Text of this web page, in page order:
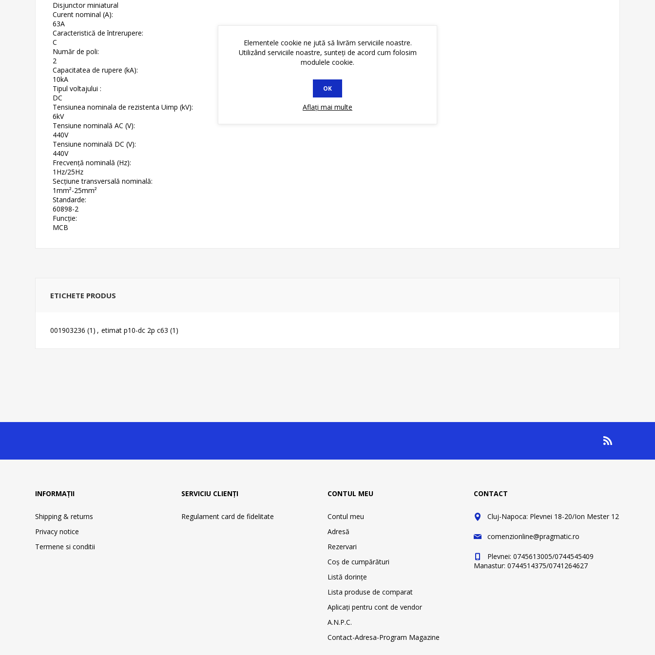
Disjunctor miniatural
Curent nominal (A):
63A
Caracteristică de întrerupere:
C
Număr de poli:
2
Capacitatea de rupere (kA):
10kA
Tipul voltajului :
DC
Tensiunea nominala de rezistenta Uimp (kV):
6kV
Tensiune nominală AC (V):
440V
Tensiune nominală DC (V):
440V
Frecvență nominală (Hz):
1Hz/25Hz
Secțiune transversală nominală:
1mm²-25mm²
Standarde:
60898-2
Funcție:
MCB
ETICHETE PRODUS
001903236 (1) , etimat p10-dc 2p c63 (1)
INFORMAȚII
Shipping & returns
Privacy notice
Termene si conditii
SERVICIU CLIENȚI
Regulament card de fidelitate
CONTUL MEU
Contul meu
Adresă
Rezervari
Coş de cumpărături
Listă dorințe
Lista produse de comparat
Aplicați pentru cont de vendor
A.N.P.C.
Contact-Adresa-Program Magazine
CONTACT
Cluj-Napoca: Plevnei 18-20/Ion Mester 12
comenzionline@pragmatic.ro
Plevnei: 0745613005/0744545409
Manastur: 0744514375/0741264627
Elementele cookie ne jută să livrăm serviciile noastre.
Utilizând serviciile noastre, sunteți de acord cum folosim
modulele cookie.
OK
Aflați mai multe